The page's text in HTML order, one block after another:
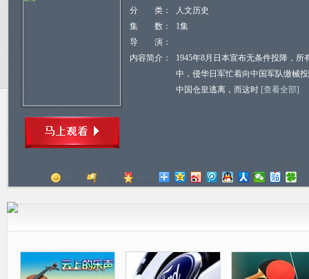
分 类：
人文历史
集 数：
1集
导 演：
内容简介：
1945年8月日本宣布无条件投降，
中，侵华日军忙着向中国军队缴械
中国仓皇逃离，而这时 [查看全部]